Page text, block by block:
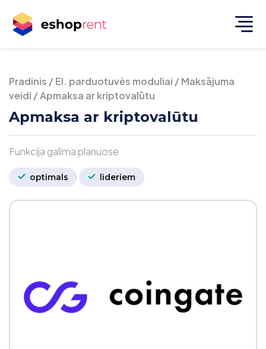
Pradinis /El. parduotuvės moduliai /Maksājuma
veidi /Apmaksa ar kriptovalūtu
Apmaksa ar kriptovalūtu
Funkcija galima planuose
optimals lideriem